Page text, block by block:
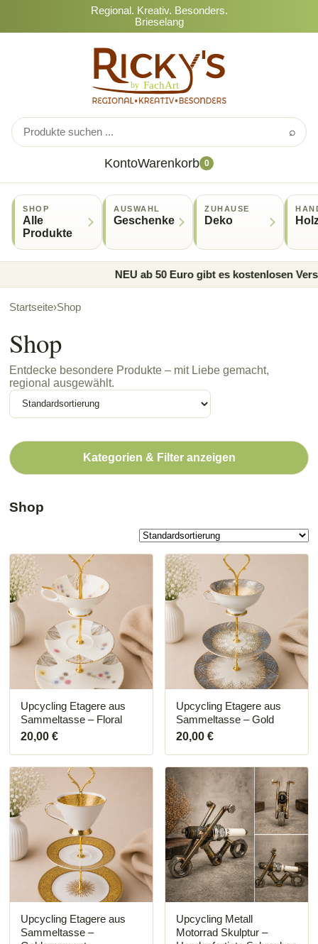
Regional. Kreativ. Besonders.
Brieselang
⌕
KontoWarenkorb 0
SHOP
Alle
Produkte
AUSWAHL
Geschenke
ZUHAUSE
Deko
NEU ab 50 Euro gibt es kostenlosen
Startseite›Shop
Shop
Entdecke besondere Produkte – mit Liebe gemacht,
regional ausgewählt.
Kategorien & Filter anzeigen
Shop
Upcycling Etagere aus
Sammeltasse – Floral
20,00 €
Upcycling Etagere aus
Sammeltasse – Gold
20,00€
Upcycling Etagere aus
Sammeltasse –
Upcycling Metall
Motorrad Skulptur –